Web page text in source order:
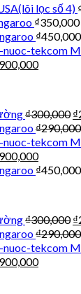
lọc số 4)
₫350,000
₫450,000
₫300,000 ₫
₫290,000
₫450,000
₫300,000 ₫
₫290,000